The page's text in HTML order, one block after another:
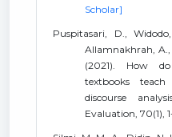
Scholar]
Puspitasari, D.,
Allamnakhrah, A.,
(2021). How
textbooks
discourse
Evaluation, 70(1), 1-